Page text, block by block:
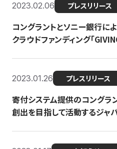
2023.02.06 プレスリリース
コングラントとソニー銀行
クラウドファンディング「
2023.01.26 プレスリリース
寄付システム提供のコングラ
創出を目指して活動するジャ